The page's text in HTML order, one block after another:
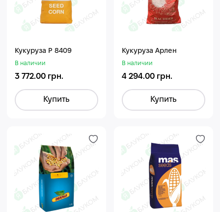
Кукуруза Р 8409
В наличии
3 772.00 грн.
Купить
Кукуруза Арлен
В наличии
4 294.00 грн.
Купить